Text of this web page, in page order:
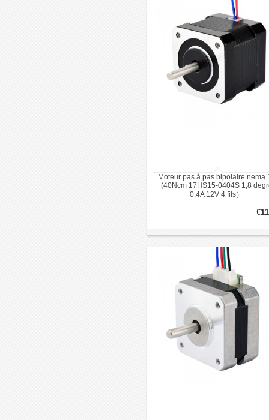
Moteur pas à pas bipolaire nema
(40Ncm 17HS15-0404S 1,8
0,4A 12V 4 fils）